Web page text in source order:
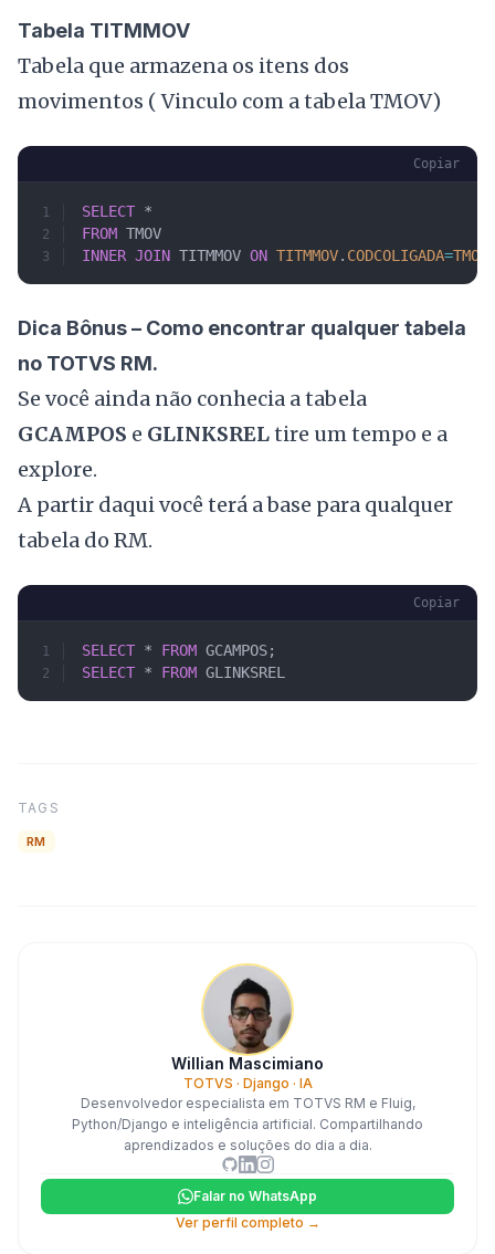
Tabela TITMMOV
Tabela que armazena os itens dos
movimentos ( Vinculo com a tabela TMOV)
Copiar
SELECT *
FROM TMOV
INNER JOIN TITMMOV ON TITMMOV. CODCOLIGADA=TMOV
Dica Bônus – Como encontrar qualquer tabela
no TOTVS RM.
Se você ainda não conhecia a tabela
GCAMPOS e GLINKSRELtire um tempo e a
explore.
A partir daqui você terá a base para qualquer
tabela do RM.
Copiar
SELECT * FROM GCAMPOS;
SELECT * FROM GLINKSREL
TAGS
RM
Willian Mascimiano
TOTVS · Django · IA
Desenvolvedor especialista em TOTVS RM e Fluig,
Python/Django e inteligência artificial. Compartilhando
aprendizados e soluções do dia a dia.
Falar no WhatsApp
Ver perfil completo →